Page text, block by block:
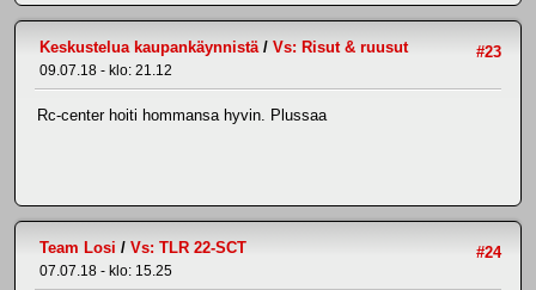
#23
Keskustelua kaupankäynnistä / Vs: Risut & ruusut
09.07.18 - klo: 21.12
Rc-center hoiti hommansa hyvin. Plussaa
#24
Team Losi / Vs: TLR 22-SCT
07.07.18 - klo: 15.25